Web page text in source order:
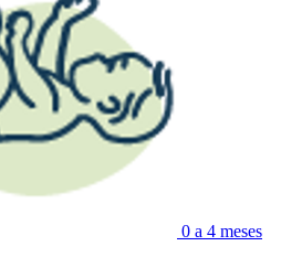
0 a 4 meses